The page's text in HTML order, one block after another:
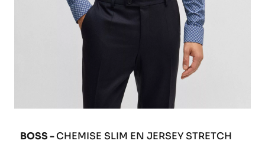
BOSS -CHEMISE SLIM EN JERSEY STRETCH